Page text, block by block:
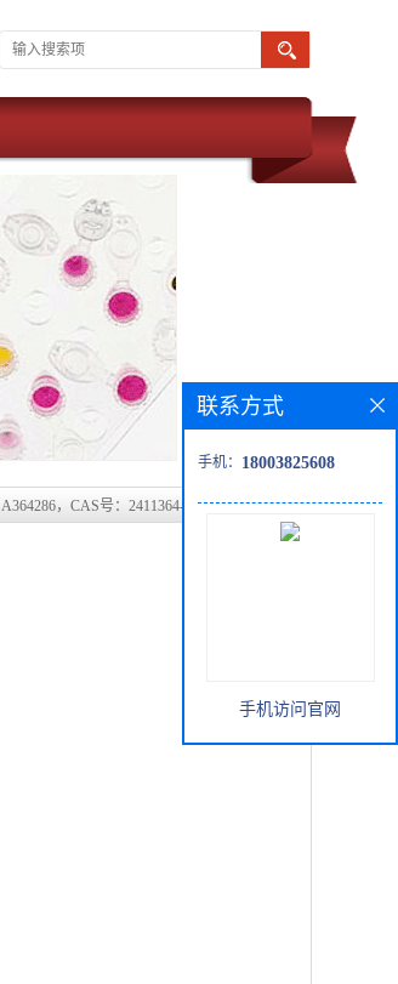
，CAS号：2411364-28-6科研现货产品
联系方式
手机： 18003825608
手机访问官网